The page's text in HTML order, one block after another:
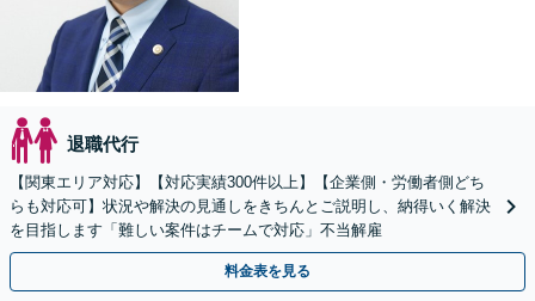
退職代行
【関東エリア対応】【対応実績300件以上】【企業側・労働者側どち
らも対応可】状況や解決の見通しをきちんとご説明し、納得いく解決
を目指します「難しい案件はチームで対応」不当解雇
料金表を見る